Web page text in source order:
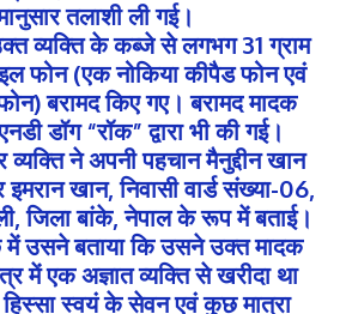
तलाशी ली गई।
व्यक्ति के कब्जे से लगभग 31 ग्राम
फोन (एक नोकिया कीपैड फोन एवं
बरामद किए गए। बरामद मादक
डॉग “रॉक” द्वारा भी की गई।
व्यक्ति ने अपनी पहचान मैनुद्दीन खान
खान, निवासी वार्ड संख्या-06,
जिला बांके, नेपाल के रूप में बताई।
में उसने बताया कि उसने उक्त मादक
में एक अज्ञात व्यक्ति से खरीदा था
स्वयं के सेवन एवं कुछ मात्रा